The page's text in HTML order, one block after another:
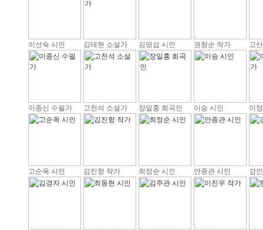
이선숙 시인 김태헌 소설가 김영섭 시인 권창순 작가 고
이종신 수필가 고천석 소설가 장일홍 희곡인 이승 시인 이
고순옥 시인 김진항 작가 최정순 시인 안종관 시인 강